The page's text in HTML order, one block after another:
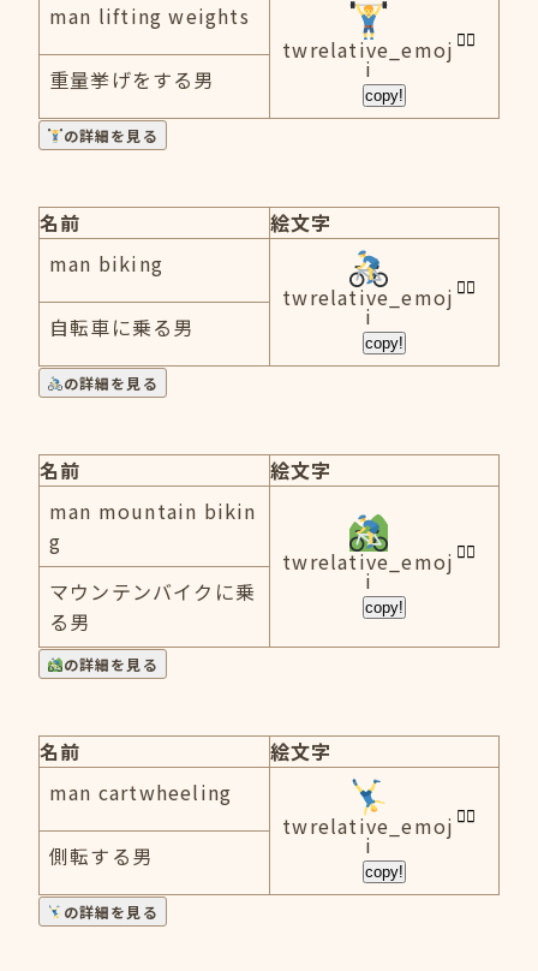
man lifting weights
twrelative_emoj
i
copy!
重量挙げをする男
の詳細を見る
名前
絵文字
man biking
twrelative_emoj
i
copy!
自転車に乗る男
の詳細を見る
名前
絵文字
man mountain bikin
g
twrelative_emoj
i
copy!
マウンテンバイクに乗
る男
の詳細を見る
名前
絵文字
man cartwheeling
twrelative_emoj
i
copy!
側転する男
の詳細を見る